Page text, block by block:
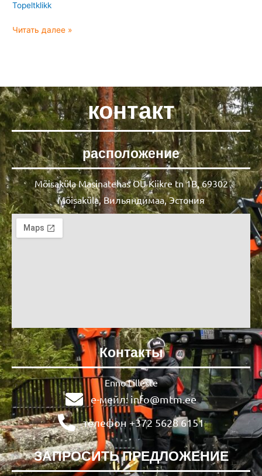
Topeltklikk
Читать далее »
контакт
расположение
Mõisaküla Masinatehas OÜ Kiikre tn 1B, 69302
Mõisaküla, Вильяндимаа, Эстония
Контакты
Enno Lilleste
е-мейл: info@mtm.ee
телефон +372 5628 6151
ЗАПРОСИТЬ ПРЕДЛОЖЕНИЕ